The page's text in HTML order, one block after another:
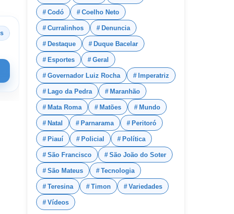
Codó Coelho Neto
Curralinhos Denuncia
Destaque Duque Bacelar
Esportes Geral
Governador Luiz Rocha Imperatriz
Lago da Pedra Maranhão
Mata Roma Matões Mundo
Natal Parnarama Peritoró
Piauí Policial Política
São Francisco São João do Soter
São Mateus Tecnologia
Teresina Timon Variedades
Vídeos